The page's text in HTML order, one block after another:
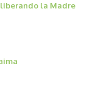
liberando la Madre